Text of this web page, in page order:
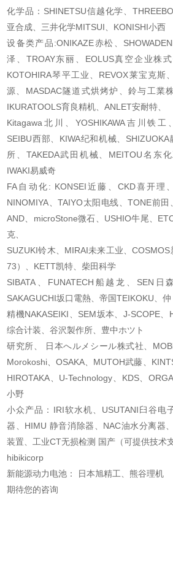
化学品：SHINETSU信越化学、
亚合成、三井化学MITSUI、KONISHI小西
设备类产品:ONIKAZE赤松、
泽、TROAY东丽、EOLUS真空企业株
KOTOHIRA琴平工业、REVOX莱宝克斯
源、MASDAC隧道式烘烤炉、鈴与工業
IKURATOOLS育良精机、ANLET安耐特、
Kitagawa北川、YOSHIKAWA吉川铁工
SEIBU西部、KIWA纪和机械、SHIZUOKA
所、TAKEDA武田机械、MEITOU名东化
IWAKI易威奇
FA自动化: KONSEI近藤、CKD喜开理
NINOMIYA、TAIYO太阳电线、TONE前田
AND、microStone微石、USHIO牛尾、
克、
SUZUKI铃木、MIRAI未来工业、
73）、KETT凯特、柴田科学
SIBATA、FUNATECH船越龙、SEN日
SAKAGUCHI坂口電熱、帝国TEIKOKU、仲
精機NAKASEIKI、SEM坂本、J-SCOPE、
综合计装、谷沢製作所、豊中ホツト
研究所、 日本へルメシール株式社、
Morokoshi、OSAKA、MUTOH武藤、
HIROTAKA、U-Technology、KDS、
小野
小众产品：IRI软水机、USUTANI臼谷电
器、HIMU 静音消除器、NAC油水分离器
装置、工业CT无损检测 国产（可提供技术
hibikicorp
新能源动力电池： 日本旭精工、熊谷理机
期待您的咨询